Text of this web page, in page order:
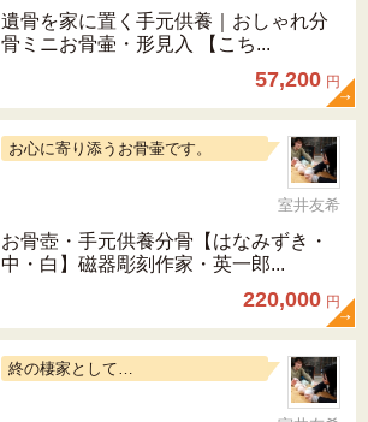
遺骨を家に置く手元供養｜おしゃれ分
骨ミニお骨壷・形見入 【こち...
57,200 円
お心に寄り添うお骨壷です。
室井友希
お骨壺・手元供養分骨【はなみずき・
中・白】磁器彫刻作家・英一郎...
220,000 円
終の棲家として…